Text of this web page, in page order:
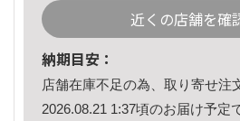
近くの店舗を確
納期目安：
店舗在庫不足の為、取り寄せ注
2026.08.21 1:37頃のお届け予定